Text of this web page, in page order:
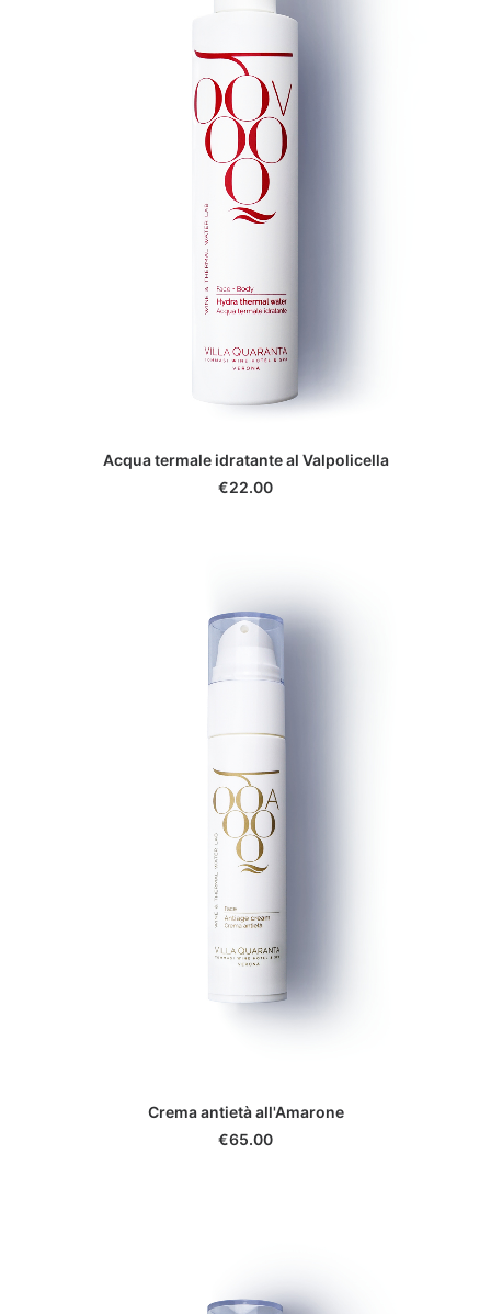
ADD TO CART
Acqua termale idratante al Valpolicella
€22.00
ADD TO CART
Crema antietà all'Amarone
€65.00